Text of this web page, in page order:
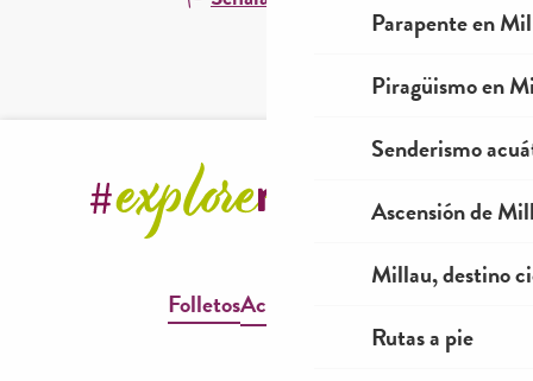
Parapente en
Piragüismo en
Senderismo
Ascensión de
Millau, destino
Rutas a pie
FolletosAccesibilidad